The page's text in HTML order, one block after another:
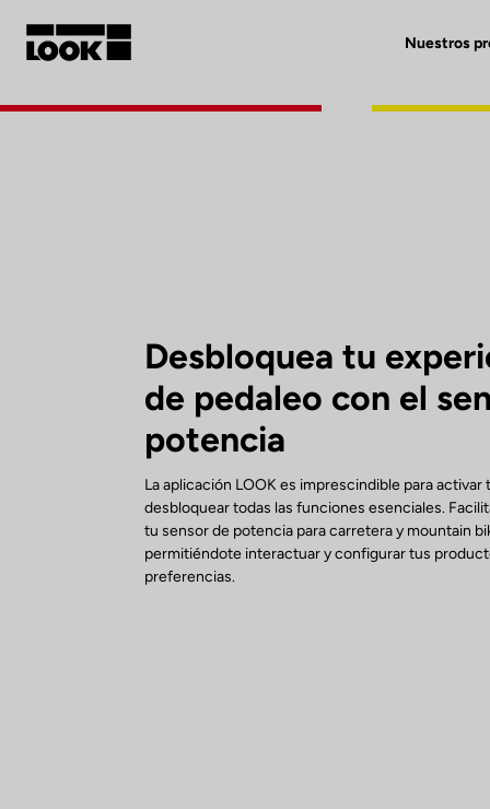
Nuestros
Desbloquea tu
de pedaleo con el
potencia
La aplicación LOOK es imprescindible para activar
desbloquear todas las funciones esenciales.
tu sensor de potencia para carretera y mountain
permitiéndote interactuar y configurar tus
preferencias.